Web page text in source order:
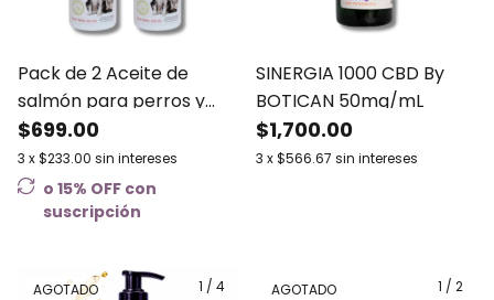
Pack de 2 Aceite de
salmón para perros y
gatos Nartex
$699.00
3 x$233.00 sin intereses
o 15% OFF con
suscripción
SINERGIA 1000 CBD By
BOTICAN 50mg/mL
$1,700.00
3 x$566.67 sin intereses
1 / 4
AGOTADO 1 / 2
AGOTADO